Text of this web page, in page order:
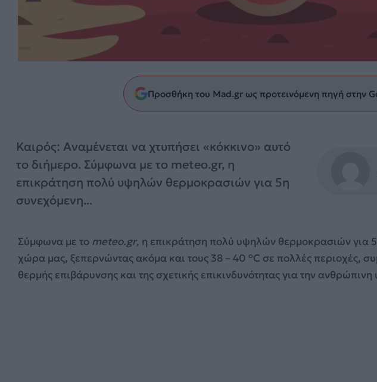
Προσθήκη του Mad.gr ως προτεινόμενη πηγή στην
Καιρός: Aναμένεται να χτυπήσει «κόκκινο» αυτό
το διήμερο. Σύμφωνα με το meteo.gr, η
επικράτηση πολύ υψηλών θερμοκρασιών για 5η
συνεχόμενη...
Σύμφωνα με το meteo.gr, η επικράτηση πολύ υψηλών θερμοκρασιών για
χώρα μας, ξεπερνώντας ακόμα και τους 38 – 40 °C σε πολλές περιοχές,
θερμής επιβάρυνσης και της σχετικής επικινδυνότητας για την